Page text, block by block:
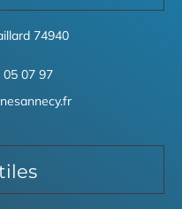
74940
05 07 97